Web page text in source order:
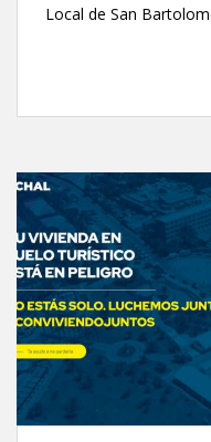
Local de San